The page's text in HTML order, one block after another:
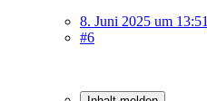
8. Juni 2025 um 13:51
#6